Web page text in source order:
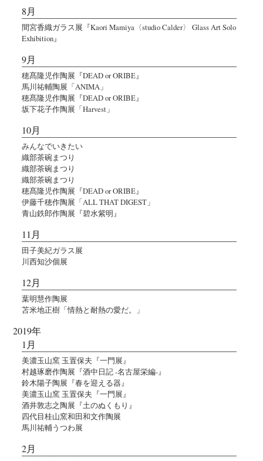
8月
間宮香織ガラス展『Kaori Mamiya〈studio Calder〉 Glass Art Solo
Exhibition』
9月
穂髙隆児作陶展『DEAD or ORIBE』
馬川祐輔陶展「ANIMA」
穂髙隆児作陶展『DEAD or ORIBE』
坂下花子作陶展「Harvest」
10月
みんなでいきたい
織部茶碗まつり
織部茶碗まつり
織部茶碗まつり
穂髙隆児作陶展『DEAD or ORIBE』
伊藤千穂作陶展「ALL THAT DIGEST」
青山鉄郎作陶展『碧水紫明』
11月
田子美紀ガラス展
川西知沙個展
12月
葉明慧作陶展
苫米地正樹「情熱と耐熱の愛だ。」
2019年
1月
美濃玉山窯 玉置保夫『一門展』
村越琢磨作陶展『酒中日記 -名古屋栄編-』
鈴木陽子陶展『春を迎える器』
美濃玉山窯 玉置保夫『一門展』
酒井敦志之陶展『土のぬくもり』
四代目桂山窯和田和文作陶展
馬川祐輔うつわ展
2月